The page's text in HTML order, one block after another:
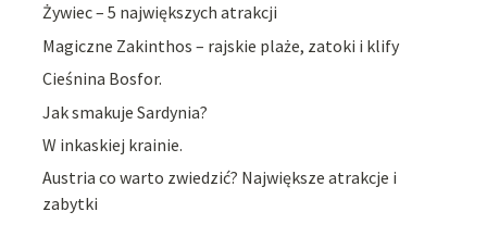
Żywiec – 5 największych atrakcji
Magiczne Zakinthos – rajskie plaże, zatoki i klify
Cieśnina Bosfor.
Jak smakuje Sardynia?
W inkaskiej krainie.
Austria co warto zwiedzić? Największe atrakcje i
zabytki